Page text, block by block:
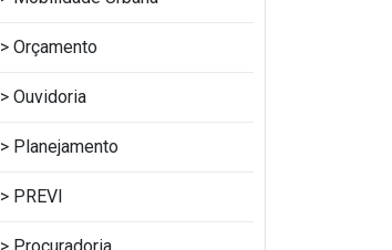
Orçamento
Ouvidoria
Planejamento
PREVI